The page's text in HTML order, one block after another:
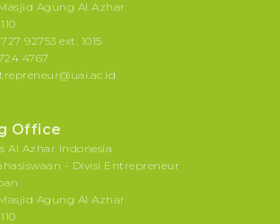
Agung Al Azhar
92753 ext. 1015
4767
Office
Al Azhar Indonesia
- Divisi Entrepreneur
Agung Al Azhar